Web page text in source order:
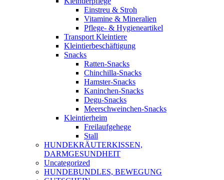
Einstreu & Stroh
Vitamine & Mineralien
Pflege- & Hygieneartikel
Transport Kleintiere
Kleintierbeschäftigung
Snacks
Ratten-Snacks
Chinchilla-Snacks
Hamster-Snacks
Kaninchen-Snacks
Degu-Snacks
Meerschweinchen-Snacks
Kleintierheim
Freilaufgehege
Stall
HUNDEKRÄUTERKISSEN,
DARMGESUNDHEIT
Uncategorized
HUNDEBUNDLES, BEWEGUNG